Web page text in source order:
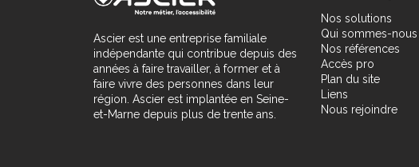
Ascier est une entreprise familiale
indépendante qui contribue depuis des
années à faire travailler, à former et à
faire vivre des personnes dans leur
région. Ascier est implantée en Seine-
et-Marne depuis plus de trente ans.
Nos solutions
Qui sommes-nous
Nos références
Accès pro
Plan du site
Liens
Nous rejoindre